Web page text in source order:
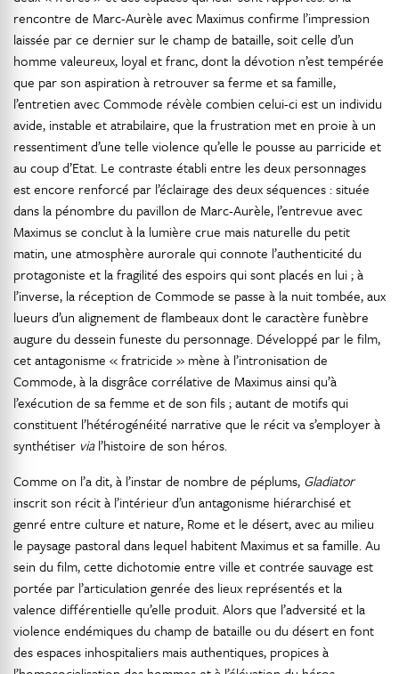
rencontre de Marc-Aurèle avec Maximus confirme l’impression
laissée par ce dernier sur le champ de bataille, soit celle d’un
homme valeureux, loyal et franc, dont la dévotion n’est tempérée
que par son aspiration à retrouver sa ferme et sa famille,
l’entretien avec Commode révèle combien celui-ci est un individu
avide, instable et atrabilaire, que la frustration met en proie à un
ressentiment d’une telle violence qu’elle le pousse au parricide et
au coup d’Etat. Le contraste établi entre les deux personnages
est encore renforcé par l’éclairage des deux séquences : située
dans la pénombre du pavillon de Marc-Aurèle, l’entrevue avec
Maximus se conclut à la lumière crue mais naturelle du petit
matin, une atmosphère aurorale qui connote l’authenticité du
protagoniste et la fragilité des espoirs qui sont placés en lui ; à
l’inverse, la réception de Commode se passe à la nuit tombée, aux
lueurs d’un alignement de flambeaux dont le caractère funèbre
augure du dessein funeste du personnage. Développé par le film,
cet antagonisme « fratricide » mène à l’intronisation de
Commode, à la disgrâce corrélative de Maximus ainsi qu’à
l’exécution de sa femme et de son fils ; autant de motifs qui
constituent l’hétérogénéité narrative que le récit va s’employer à
synthétiser vial’histoire de son héros.
Comme on l’a dit, à l’instar de nombre de péplums, Gladiator
inscrit son récit à l’intérieur d’un antagonisme hiérarchisé et
genré entre culture et nature, Rome et le désert, avec au milieu
le paysage pastoral dans lequel habitent Maximus et sa famille. Au
sein du film, cette dichotomie entre ville et contrée sauvage est
portée par l’articulation genrée des lieux représentés et la
valence différentielle qu’elle produit. Alors que l’adversité et la
violence endémiques du champ de bataille ou du désert en font
des espaces inhospitaliers mais authentiques, propices à